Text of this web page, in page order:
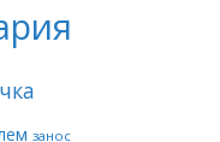
занос